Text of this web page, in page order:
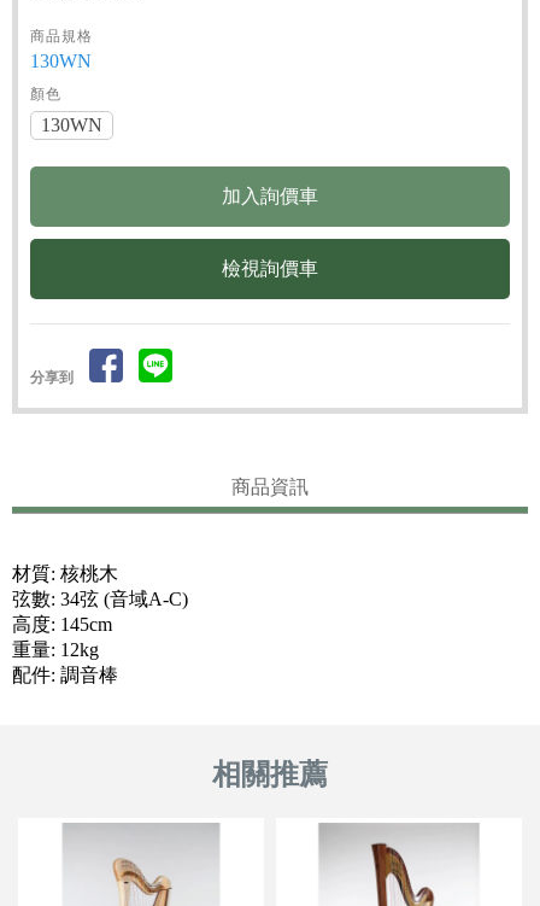
商品規格
130WN
顏色
130WN
檢視詢價車
分享到
商品資訊
材質: 核桃木
弦數: 34弦 (音域A-C)
高度: 145cm
重量: 12kg
配件: 調音棒